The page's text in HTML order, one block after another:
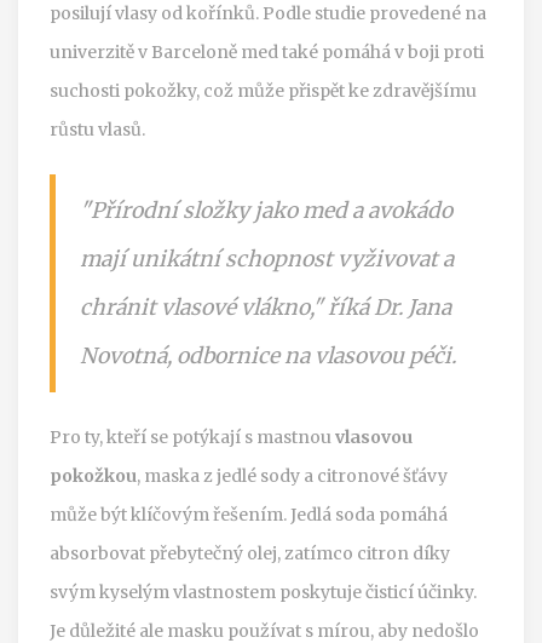
posilují vlasy od kořínků. Podle studie provedené na
univerzitě v Barceloně med také pomáhá v boji proti
suchosti pokožky, což může přispět ke zdravějšímu
růstu vlasů.
"Přírodní složky jako med a avokádo
mají unikátní schopnost vyživovat a
chránit vlasové vlákno," říká Dr. Jana
Novotná, odbornice na vlasovou péči.
Pro ty, kteří se potýkají s mastnouvlasovou
pokožkou, maska z jedlé sody a citronové šťávy
může být klíčovým řešením. Jedlá soda pomáhá
absorbovat přebytečný olej, zatímco citron díky
svým kyselým vlastnostem poskytuje čisticí účinky.
Je důležité ale masku používat s mírou, aby nedošlo